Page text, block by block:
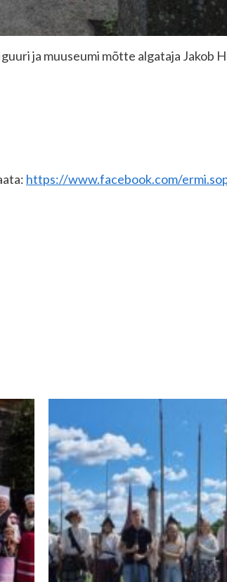
ja muuseumi mõtte algataja Jakob
https://www.facebook.com/